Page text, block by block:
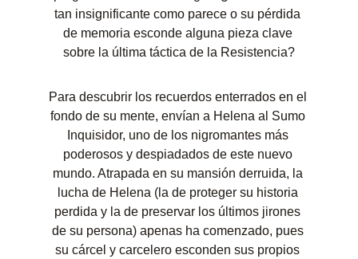
tan insignificante como parece o su pérdida
de memoria esconde alguna pieza clave
sobre la última táctica de la Resistencia?
Para descubrir los recuerdos enterrados en el
fondo de su mente, envían a Helena al Sumo
Inquisidor, uno de los nigromantes más
poderosos y despiadados de este nuevo
mundo. Atrapada en su mansión derruida, la
lucha de Helena (la de proteger su historia
perdida y la de preservar los últimos jirones
de su persona) apenas ha comenzado, pues
su cárcel y carcelero esconden sus propios